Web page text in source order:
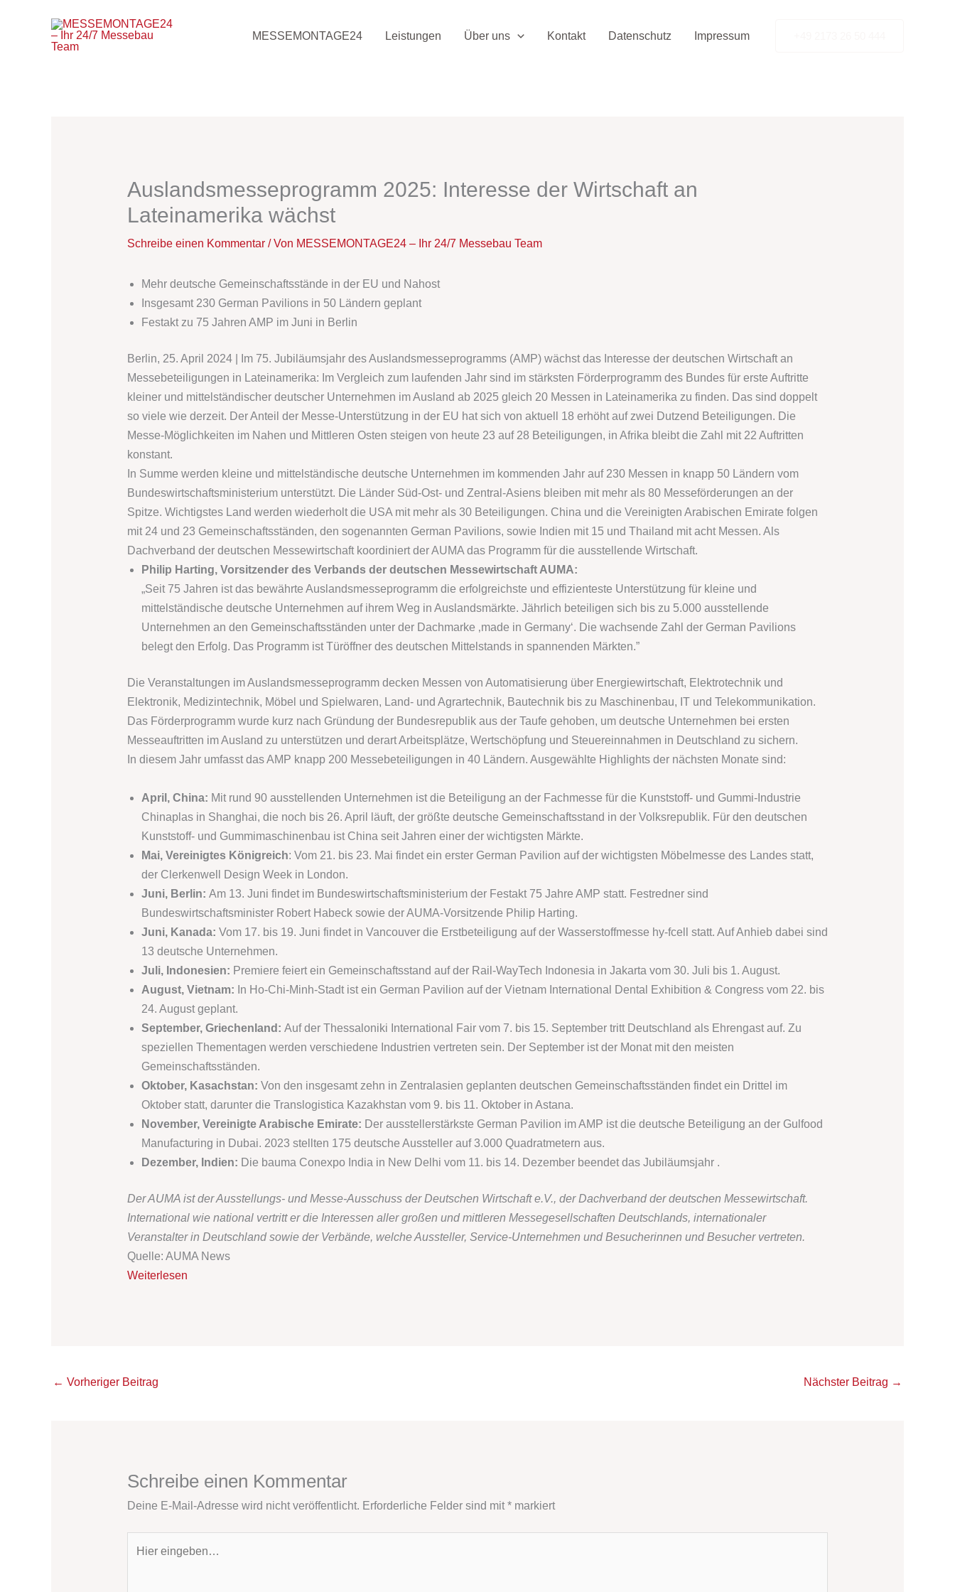
MESSEMONTAGE24 Leistungen Über uns Kontakt Datenschutz Impressum
Auslandsmesseprogramm 2025: Interesse der Wirtschaft an
Lateinamerika wächst
Schreibe einen Kommentar / Von MESSEMONTAGE24 – Ihr 24/7 Messebau Team
Mehr deutsche Gemeinschaftsstände in der EU und Nahost
Insgesamt 230 German Pavilions in 50 Ländern geplant
Festakt zu 75 Jahren AMP im Juni in Berlin
Berlin, 25. April 2024 | Im 75. Jubiläumsjahr des Auslandsmesseprogramms (AMP) wächst das Interesse der deutschen Wirtschaft an
Messebeteiligungen in Lateinamerika: Im Vergleich zum laufenden Jahr sind im stärksten Förderprogramm des Bundes für erste Auftritte
kleiner und mittelständischer deutscher Unternehmen im Ausland ab 2025 gleich 20 Messen in Lateinamerika zu finden. Das sind doppelt
so viele wie derzeit. Der Anteil der Messe-Unterstützung in der EU hat sich von aktuell 18 erhöht auf zwei Dutzend Beteiligungen. Die
Messe-Möglichkeiten im Nahen und Mittleren Osten steigen von heute 23 auf 28 Beteiligungen, in Afrika bleibt die Zahl mit 22 Auftritten
konstant.
In Summe werden kleine und mittelständische deutsche Unternehmen im kommenden Jahr auf 230 Messen in knapp 50 Ländern vom
Bundeswirtschaftsministerium unterstützt. Die Länder Süd-Ost- und Zentral-Asiens bleiben mit mehr als 80 Messeförderungen an der
Spitze. Wichtigstes Land werden wiederholt die USA mit mehr als 30 Beteiligungen. China und die Vereinigten Arabischen Emirate folgen
mit 24 und 23 Gemeinschaftsständen, den sogenannten German Pavilions, sowie Indien mit 15 und Thailand mit acht Messen. Als
Dachverband der deutschen Messewirtschaft koordiniert der AUMA das Programm für die ausstellende Wirtschaft.
Philip Harting, Vorsitzender des Verbands der deutschen Messewirtschaft AUMA:
„Seit 75 Jahren ist das bewährte Auslandsmesseprogramm die erfolgreichste und effizienteste Unterstützung für kleine und
mittelständische deutsche Unternehmen auf ihrem Weg in Auslandsmärkte. Jährlich beteiligen sich bis zu 5.000 ausstellende
Unternehmen an den Gemeinschaftsständen unter der Dachmarke ‚made in Germany‘. Die wachsende Zahl der German Pavilions
belegt den Erfolg. Das Programm ist Türöffner des deutschen Mittelstands in spannenden Märkten.”
Die Veranstaltungen im Auslandsmesseprogramm decken Messen von Automatisierung über Energiewirtschaft, Elektrotechnik und
Elektronik, Medizintechnik, Möbel und Spielwaren, Land- und Agrartechnik, Bautechnik bis zu Maschinenbau, IT und Telekommunikation.
Das Förderprogramm wurde kurz nach Gründung der Bundesrepublik aus der Taufe gehoben, um deutsche Unternehmen bei ersten
Messeauftritten im Ausland zu unterstützen und derart Arbeitsplätze, Wertschöpfung und Steuereinnahmen in Deutschland zu sichern.
In diesem Jahr umfasst das AMP knapp 200 Messebeteiligungen in 40 Ländern. Ausgewählte Highlights der nächsten Monate sind:
April, China: Mit rund 90 ausstellenden Unternehmen ist die Beteiligung an der Fachmesse für die Kunststoff- und Gummi-Industrie
Chinaplas in Shanghai, die noch bis 26. April läuft, der größte deutsche Gemeinschaftsstand in der Volksrepublik. Für den deutschen
Kunststoff- und Gummimaschinenbau ist China seit Jahren einer der wichtigsten Märkte.
Mai, Vereinigtes Königreich: Vom 21. bis 23. Mai findet ein erster German Pavilion auf der wichtigsten Möbelmesse des Landes statt,
der Clerkenwell Design Week in London.
Juni, Berlin: Am 13. Juni findet im Bundeswirtschaftsministerium der Festakt 75 Jahre AMP statt. Festredner sind
Bundeswirtschaftsminister Robert Habeck sowie der AUMA-Vorsitzende Philip Harting.
Juni, Kanada: Vom 17. bis 19. Juni findet in Vancouver die Erstbeteiligung auf der Wasserstoffmesse hy-fcell statt. Auf Anhieb dabei sind
13 deutsche Unternehmen.
Juli, Indonesien: Premiere feiert ein Gemeinschaftsstand auf der Rail-WayTech Indonesia in Jakarta vom 30. Juli bis 1. August.
August, Vietnam: In Ho-Chi-Minh-Stadt ist ein German Pavilion auf der Vietnam International Dental Exhibition & Congress vom 22. bis
24. August geplant.
September, Griechenland: Auf der Thessaloniki International Fair vom 7. bis 15. September tritt Deutschland als Ehrengast auf. Zu
speziellen Thementagen werden verschiedene Industrien vertreten sein. Der September ist der Monat mit den meisten
Gemeinschaftsständen.
Oktober, Kasachstan: Von den insgesamt zehn in Zentralasien geplanten deutschen Gemeinschaftsständen findet ein Drittel im
Oktober statt, darunter die Translogistica Kazakhstan vom 9. bis 11. Oktober in Astana.
November, Vereinigte Arabische Emirate: Der ausstellerstärkste German Pavilion im AMP ist die deutsche Beteiligung an der Gulfood
Manufacturing in Dubai. 2023 stellten 175 deutsche Aussteller auf 3.000 Quadratmetern aus.
Dezember, Indien: Die bauma Conexpo India in New Delhi vom 11. bis 14. Dezember beendet das Jubiläumsjahr .
Der AUMA ist der Ausstellungs- und Messe-Ausschuss der Deutschen Wirtschaft e.V., der Dachverband der deutschen Messewirtschaft.
International wie national vertritt er die Interessen aller großen und mittleren Messegesellschaften Deutschlands, internationaler
Veranstalter in Deutschland sowie der Verbände, welche Aussteller, Service-Unternehmen und Besucherinnen und Besucher vertreten.
Quelle: AUMA News
Weiterlesen
← Vorheriger Beitrag Nächster Beitrag →
Schreibe einen Kommentar
Deine E-Mail-Adresse wird nicht veröffentlicht. Erforderliche Felder sind mit *markiert
eingeben…